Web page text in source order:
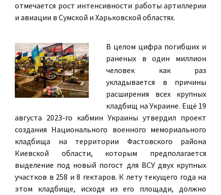
отмечается рост интенсивности работы артиллерии
и авиации в Сумской и Харьковской областях.
В целом цифра погибших и
раненых в один миллион
человек как раз
укладывается в причины
расширения всех крупных
кладбищ на Украине. Ещё 19
августа 2023-го кабмин Украины утвердил проект
создания Национального военного мемориального
кладбища на территории Фастовского района
Киевской области, которым предполагается
выделение под новый погост для ВСУ двух крупных
участков в 258 и 8 гектаров. К лету текущего года на
этом кладбище, исходя из его площади, должно